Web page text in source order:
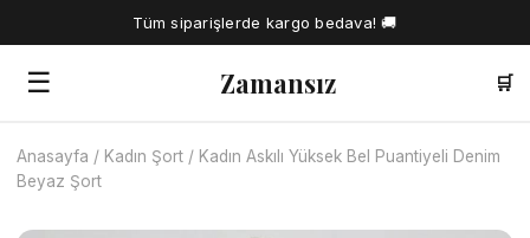
Tüm siparişlerde kargo bedava! 🚚
☰ Zamansız 🛒
🔍
Tüm Ürünler
Anasayfa / Kadın Şort / Kadın Askılı Yüksek Bel Puantiyeli Denim
Beyaz Şort